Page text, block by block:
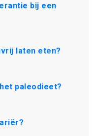
bij een
laten eten?
paleodieet?